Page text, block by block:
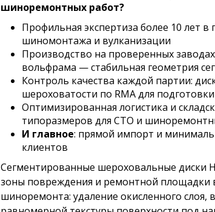
шиноремонтных работ?
Профильная экспертиза более 10 лет
шиномонтажа и вулканизации
Производство на проверенных
вольфрама — стабильная геометрия
Контроль качества каждой партии:
шероховатости по RMA для
Оптимизированная логистика и
типоразмеров для СТО и
И главное: прямой импорт и
клиентов
Сегментированные шероховальные диски
зоны повреждения и ремонтной площадки
шиноремонта: удаление окисленного